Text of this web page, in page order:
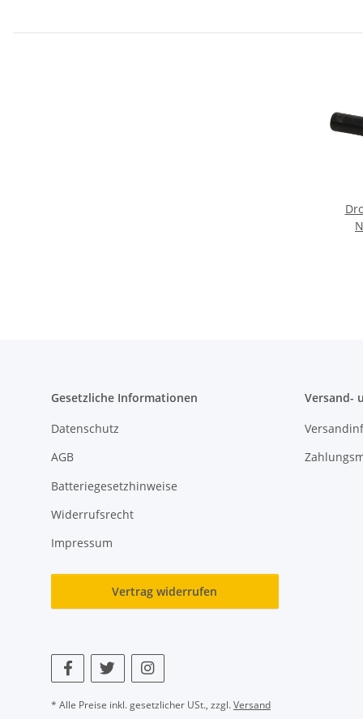
Gesetzliche Informationen
Datenschutz
AGB
Batteriegesetzhinweise
Widerrufsrecht
Impressum
Vertrag widerrufen
Versand-
* Alle Preise inkl. gesetzlicher USt., zzgl.Versand